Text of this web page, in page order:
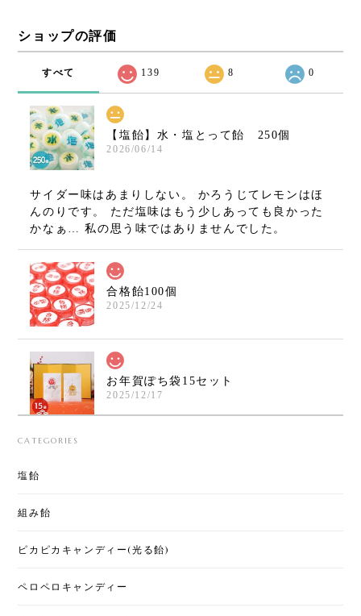
ショップの評価
すべて 139 8 0
【塩飴】水・塩とって飴 250個
2026/06/14
サイダー味はあまりしない。 かろうじてレモンはほ
んのりです。 ただ塩味はもう少しあっても良かった
かなぁ… 私の思う味ではありませんでした。
合格飴100個
2025/12/24
お年賀ぽち袋15セット
2025/12/17
年明けの挨拶とともにこれを渡すと大人にも喜んで
うで楽しいです♪美味しくて可愛いので今年も買いま
CATEGORIES
塩飴
組み飴
ピカピカキャンディー(光る飴)
ペロペロキャンディー